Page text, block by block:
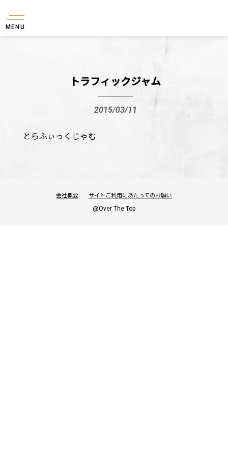
MENU
トラフィックジャム
2015/03/11
とらふぃっくじゃむ
会社概要 サイトご利用にあたってのお願い
@Over The Top